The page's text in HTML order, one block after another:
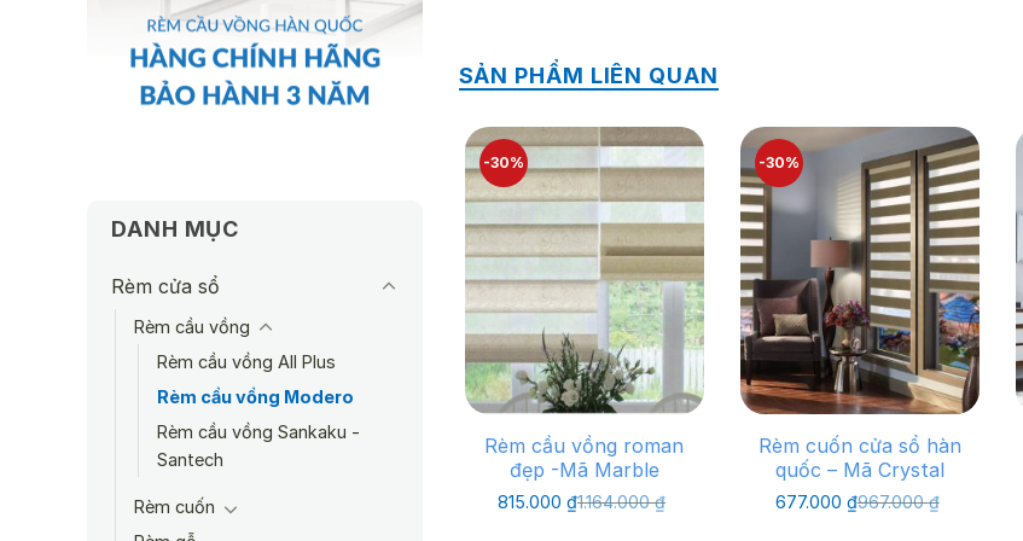
DANH MỤC
Rèm cửa sổ
Rèm cầu vồng
Rèm cầu vồng All Plus
Rèm cầu vồng Modero
Rèm cầu vồng Sankaku -
Santech
Rèm cuốn
SẢN PHẨM LIÊN QUAN
-30%
Rèm cầu vồng roman
đẹp -Mã Marble
1.164.000₫
Giá
815.000 ₫ Giá
-30%
Rèm cuốn cửa sổ hàn
quốc – Mã Crystal
967.000₫
Giá
677.000 ₫Giá